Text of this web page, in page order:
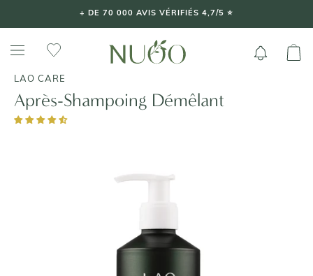
+ DE 70 000 AVIS VÉRIFIÉS 4,7/5 ⭐️
LAO CARE
Après-Shampoing Démêlant